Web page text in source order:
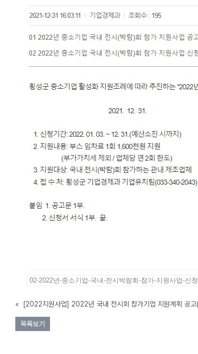
02-2022년-중소기업-국내-전시박람회-참가-지원사업-신
« [2022지원사업] 2022년 국내 전시회 참가기업 지원계획 공
목록보기